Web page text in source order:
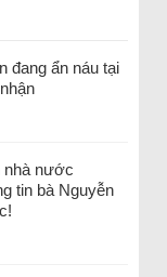
đang ẩn náu tại
nhà nước
tin bà Nguyễn